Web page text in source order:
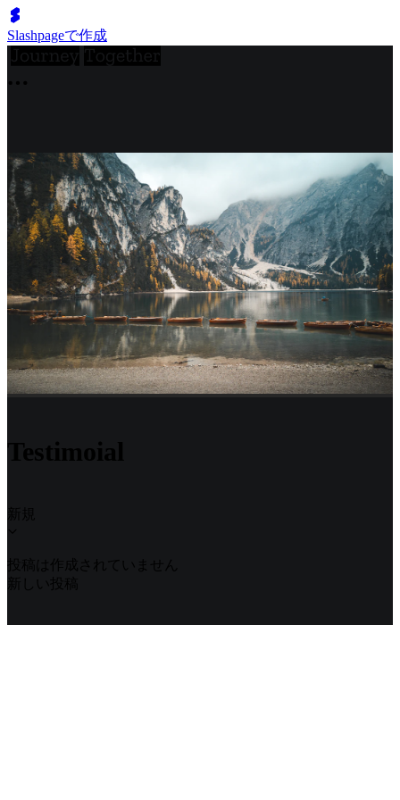
Slashpageで作成
Testimoial
新規
投稿は作成されていません
新しい投稿